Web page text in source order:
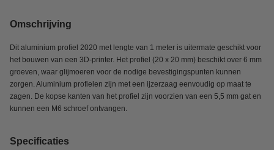
Omschrijving
Dit aluminium profiel 2020 met lengte van 1 meter is uitermate geschikt voor
het bouwen van een 3D-printer. Het profiel (20 x 20 mm) beschikt over 6 mm
groeven, waar glijmoeren voor de nodige bevestigingspunten kunnen
zorgen. Aluminium profielen zijn met een ijzerzaag eenvoudig op maat te
zagen. De kopse kanten van het profiel zijn voorzien van een 5,5 mm gat en
kunnen een M6 schroef ontvangen.
Specificaties